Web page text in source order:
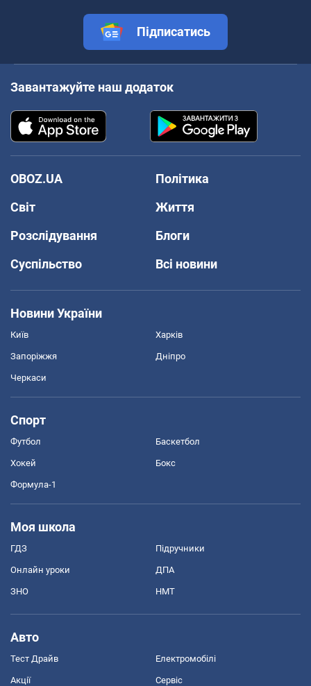
Підписатись
Завантажуйте наш додаток
OBOZ.UA
Політика
Світ
Життя
Розслідування
Блоги
Суспільство
Всі новини
Новини України
Київ Харків
Запоріжжя Дніпро
Черкаси
Спорт
Футбол Баскетбол
Хокей Бокс
Формула-1
Моя школа
ГДЗ Підручники
Онлайн уроки ДПА
ЗНО НМТ
Авто
Тест Драйв Електромобілі
Акції Сервіс